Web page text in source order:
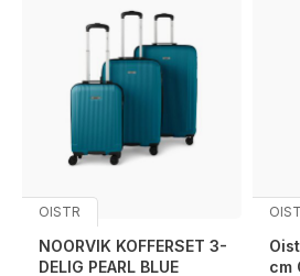
OISTR
NOORVIK KOFFERSET 3-
DELIG PEARL BLUE
cm